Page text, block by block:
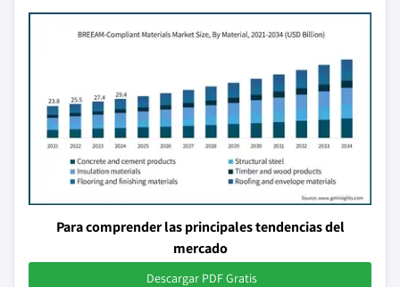
Para comprender las principales tendencias del
mercado
Descargar PDF Gratis